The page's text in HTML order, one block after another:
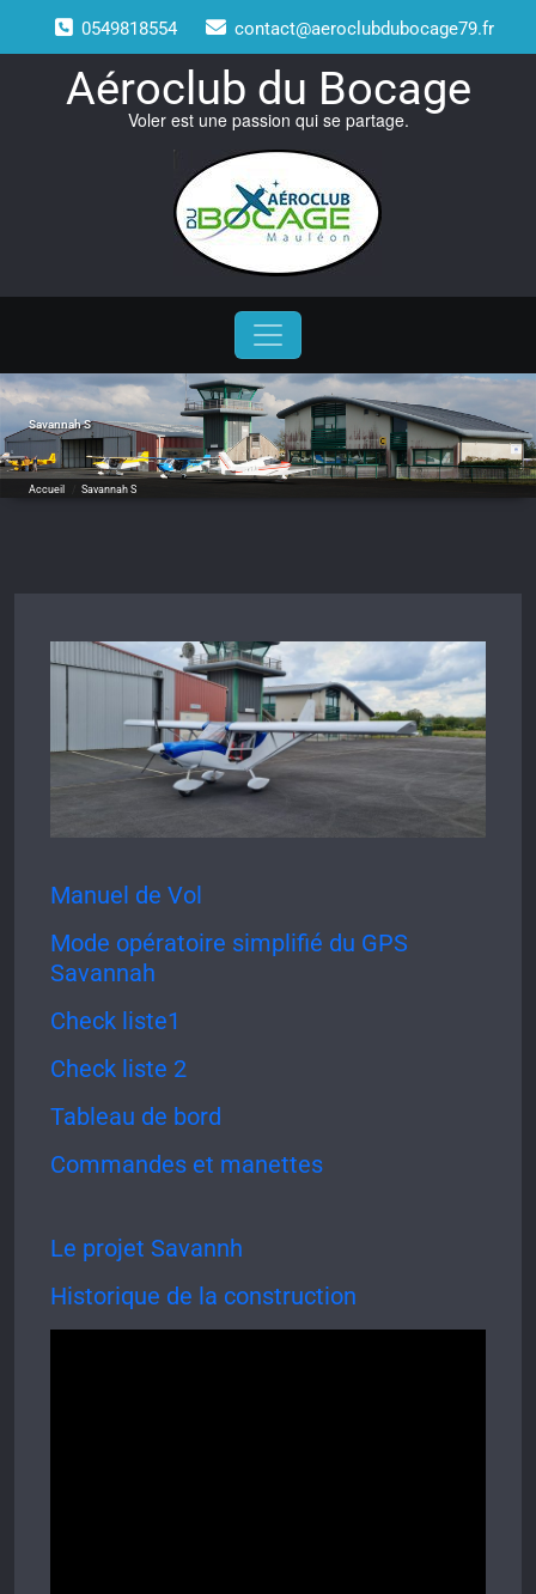
content
0549818554 contact@aeroclubdubocage79.fr
Aéroclub du Bocage
Voler est une passion qui se partage.
Savannah S
Accueil Savannah S
Manuel de Vol
Mode opératoire simplifié du GPS
Savannah
Check liste1
Check liste 2
Tableau de bord
Commandes et manettes
Le projet Savannh
Historique de la construction